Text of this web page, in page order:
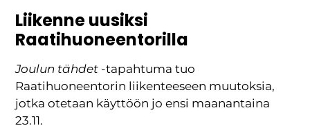
Liikenne uusiksi
Raatihuoneentorilla
Joulun tähdet -tapahtuma tuo
Raatihuoneentorin liikenteeseen muutoksia,
jotka otetaan käyttöön jo ensi maanantaina
23.11.